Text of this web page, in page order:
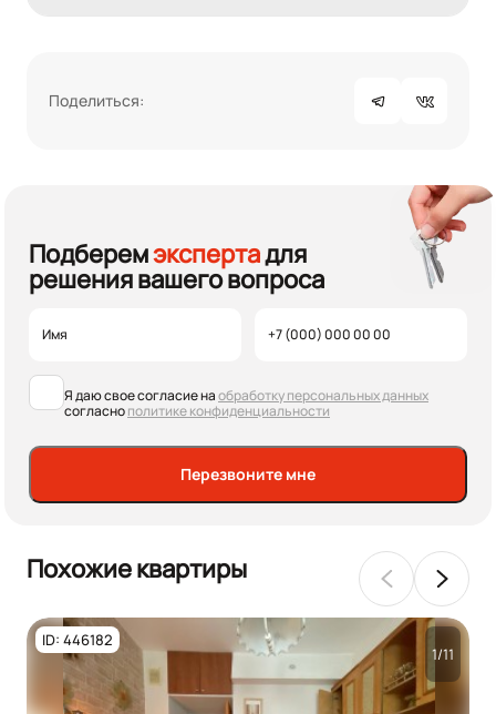
Поделиться:
Подберемэкспертадля
решения вашего вопроса
Я даю свое согласие наобработку персональных данных
согласнополитике конфиденциальности
Перезвоните мне
Похожие квартиры
ID: 446182
1/11